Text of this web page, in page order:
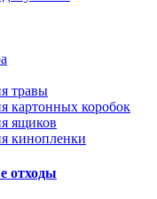
травы
картонных коробок
ящиков
кинопленки
отходы